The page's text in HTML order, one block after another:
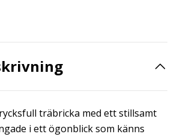
träbricka med ett stillsamt
i ett ögonblick som känns